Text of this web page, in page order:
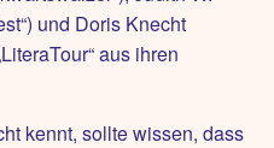
und Doris Knecht
aus ihren
kennt, sollte wissen, dass